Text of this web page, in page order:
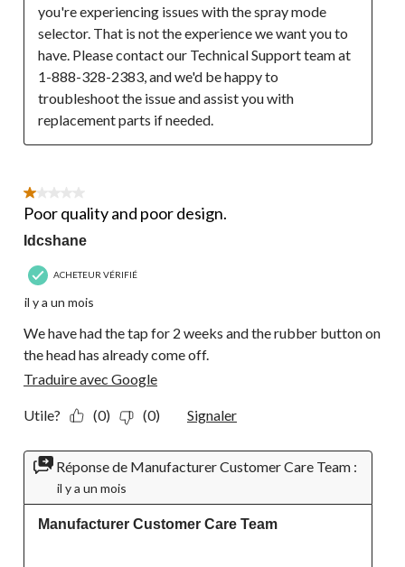
you're experiencing issues with the spray mode
selector. That is not the experience we want you to
have. Please contact our Technical Support team at
1-888-328-2383, and we'd be happy to
troubleshoot the issue and assist you with
replacement parts if needed.
1 étoile(s) sur 5.
Poor quality and poor design.
Idcshane
ACHETEUR VÉRIFIÉ
il y a un mois
We have had the tap for 2 weeks and the rubber button on
the head has already come off.
Traduire avec Google
Utile? (0) (0) Signaler
Réponse de Manufacturer Customer Care Team :
il y a un mois
Manufacturer Customer Care Team